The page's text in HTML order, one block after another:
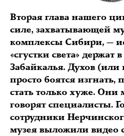
Вторая глава нашего
силе, захватывающей
комплексы Сибири, —
«сгустки света» держат
Забайкалья. Духов (или
просто боятся изгнать,
стать только хуже. Они
говорят специалисты.
сотрудники
музея выложили видео